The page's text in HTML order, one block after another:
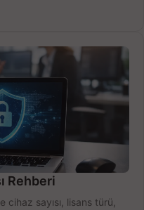
Rehberi
cihaz sayısı, lisans türü,